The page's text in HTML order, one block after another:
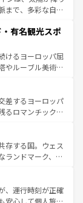
を堪能することも
旅をしてみよう！
まで、多彩な自然
メンコ、熱気あふ
一部となってい
や、バルセロナの
ローマ遺跡や中世
ペインはその個
。 なお、新着のスペイン情報は コ
有名観光スポ
けるヨーロッパ屈
やルーブル美術館
殿、歴史的な大
が、訪れる者を心
国としても知ら
プロヴァンスの
み方が可能だ。さ
おり、どの街角に
る文化を体験で
報はコンテンツ一覧
差するヨーロッパ
るロマンチック街
ことがない。ベ
ルプスの絶景、そ
景は必見。ビール
着の
ほしい。
存する国。ウェス
ランドマーク、歴
なアフタヌーン
パブ、サッカー観
富。イギリスを旅
、運行時刻が正確
安心して個人旅行